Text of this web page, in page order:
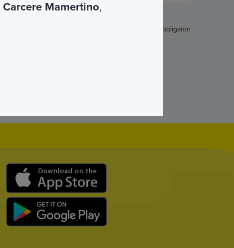
* Campi obbligatori
Carcere Mamertino,